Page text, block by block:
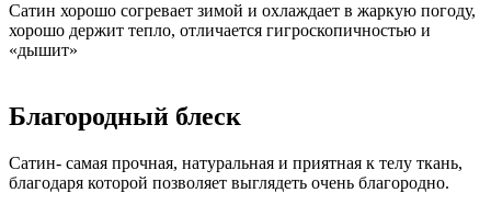
Сатин хорошо согревает зимой и охлаждает в жаркую погоду,
хорошо держит тепло, отличается гигроскопичностью и
«дышит»
Благородный блеск
Сатин- самая прочная, натуральная и приятная к телу ткань,
благодаря которой позволяет выглядеть очень благородно.